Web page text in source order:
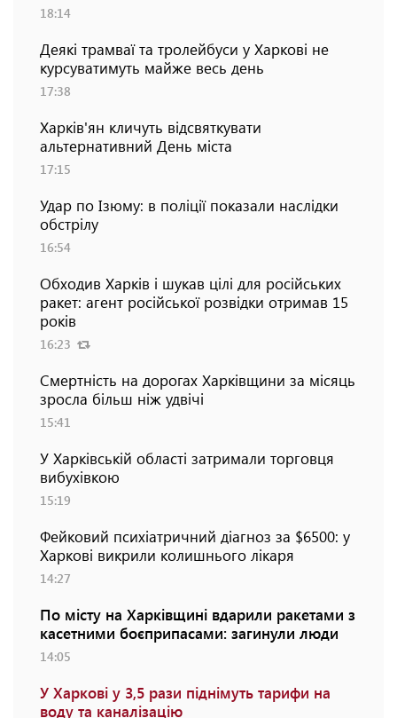
18:14
Деякі трамваї та тролейбуси у Харкові не
курсуватимуть майже весь день
17:38
Харків'ян кличуть відсвяткувати
альтернативний День міста
17:15
Удар по Ізюму: в поліції показали наслідки
обстрілу
16:54
Обходив Харків і шукав цілі для російських
ракет: агент російської розвідки отримав 15
років
16:23
Смертність на дорогах Харківщини за місяць
зросла більш ніж удвічі
15:41
У Харківській області затримали торговця
вибухівкою
15:19
Фейковий психіатричний діагноз за $6500: у
Харкові викрили колишнього лікаря
14:27
По місту на Харківщині вдарили ракетами з
касетними боєприпасами: загинули люди
14:05
У Харкові у 3,5 рази піднімуть тарифи на
воду та каналізацію